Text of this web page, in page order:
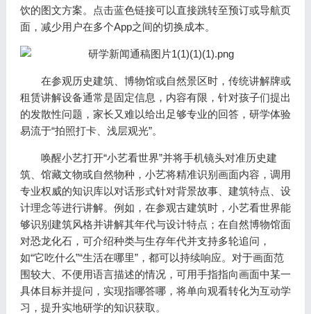
饮的图文方案。点击蓝色链接可以直接跳转至预订或导航页
面，减少用户在多个App之间的切换成本。
在参观历史建筑、博物馆或自然景区时，传统讲解牌或
租赁讲解设备通常是固定信息，内容有限，针对孩子们提出
的发散性问题，家长又难以给出足够专业的回答，研学体验
易流于“拍照打卡、浅层观光”。
唤醒小艺打开“小艺看世界”并将手机镜头对准历史建
筑、馆藏文物或自然物种，小艺将精准识别画面内容，调用
专业权威的知识库以对话形式针对背景故事、建筑特点、设
计理念等进行讲解。例如，在参观古建筑时，小艺看世界能
够识别建筑风格并讲解其年代与设计特点；在自然博物馆面
对恐龙化石，可介绍种类与生存年代并支持多轮追问，
如“它吃什么”“生活在哪里”，都可以持续响应。对于画面范
围较大、不便用语言描述的情况，可用手指指向画面中某一
具体目标并提问，实现指哪答哪，将单向观看转化为互动学
习，提升实地研学的知识获取。